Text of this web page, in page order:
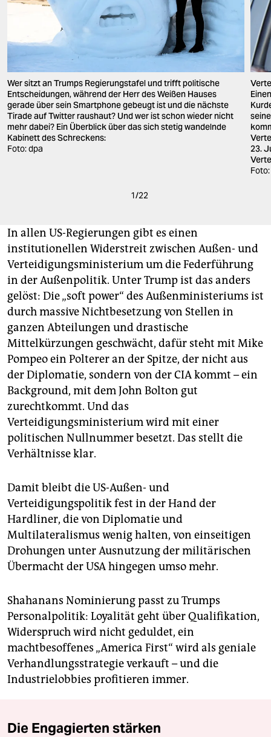
Wer sitzt an Trumps Regierungstafel und trifft politische
Entscheidungen, während der Herr des Weißen Hauses
gerade über sein Smartphone gebeugt ist und die nächste
Tirade auf Twitter raushaut? Und wer ist schon wieder nicht
mehr dabei? Ein Überblick über das sich stetig wandelnde
Kabinett des Schreckens:
Foto: dpa
23.
1/22
In allen US-Regierungen gibt es einen
institutionellen Widerstreit zwischen Außen- und
Verteidigungsministerium um die Federführung
in der Außenpolitik. Unter Trump ist das anders
gelöst: Die „soft power“ des Außenministeriums ist
durch massive Nichtbesetzung von Stellen in
ganzen Abteilungen und drastische
Mittelkürzungen geschwächt, dafür steht mit Mike
Pompeo ein Polterer an der Spitze, der nicht aus
der Diplomatie, sondern von der CIA kommt – ein
Background, mit dem John Bolton gut
zurechtkommt. Und das
Verteidigungsministerium wird mit einer
politischen Nullnummer besetzt. Das stellt die
Verhältnisse klar.
Damit bleibt die US-Außen- und
Verteidigungspolitik fest in der Hand der
Hardliner, die von Diplomatie und
Multilateralismus wenig halten, von einseitigen
Drohungen unter Ausnutzung der militärischen
Übermacht der USA hingegen umso mehr.
Shahanans Nominierung passt zu Trumps
Personalpolitik: Loyalität geht über Qualifikation,
Widerspruch wird nicht geduldet, ein
machtbesoffenes „America First“ wird als geniale
Verhandlungsstrategie verkauft – und die
Industrielobbies profitieren immer.
Die Engagierten stärken